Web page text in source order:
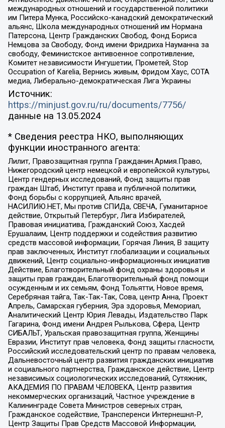
международных отношений и государственной политики
им Питера Мунка, Российско-канадский демократический
альянс, Школа международных отношений им Нормана
Патерсона, Центр Гражданских Свобод, Фонд Бориса
Немцова за Свободу, Фонд имени Фридриха Науманна за
свободу, Феминистское антивоенное сопротивление,
Комитет независимости Ингушетии, Прометей, Stop
Occupation of Karelia, Вернись живым, Фридом Хаус, СОТА
медиа, Либерально-демократическая Лига Украины
Источник:
https://minjust.gov.ru/ru/documents/7756/
данные на 13.05.2024
* Сведения реестра НКО, выполняющих
функции иностранного агента:
Лилит, Правозащитная группа Гражданин.Армия.Право,
Нижегородский центр немецкой и европейской культуры,
Центр гендерных исследований, Фонд защиты прав
граждан Штаб, Институт права и публичной политики,
Фонд борьбы с коррупцией, Альянс врачей,
НАСИЛИЮ.НЕТ, Мы против СПИДа, СВЕЧА, Гуманитарное
действие, Открытый Петербург, Лига Избирателей,
Правовая инициатива, Гражданский Союз, Хасдей
Ерушалаим, Центр поддержки и содействия развитию
средств массовой информации, Горячая Линия, В защиту
прав заключенных, Институт глобализации и социальных
движений, Центр социально-информационных инициатив
Действие, Благотворительный фонд охраны здоровья и
защиты прав граждан, Благотворительный фонд помощи
осужденным и их семьям, Фонд Тольятти, Новое время,
Серебряная тайга, Так-Так-Так, Сова, центр Анна, Проект
Апрель, Самарская губерния, Эра здоровья, Мемориал,
Аналитический Центр Юрия Левады, Издательство Парк
Гагарина, Фонд имени Андрея Рылькова, Сфера, Центр
СИБАЛЬТ, Уральская правозащитная группа, Женщины
Евразии, Институт прав человека, Фонд защиты гласности,
Российский исследовательский центр по правам человека,
Дальневосточный центр развития гражданских инициатив
и социального партнерства, Гражданское действие, Центр
независимых социологических исследований, Сутяжник,
АКАДЕМИЯ ПО ПРАВАМ ЧЕЛОВЕКА, Центр развития
некоммерческих организаций, Частное учреждение в
Калининграде Совета Министров северных стран,
Гражданское содействие, Трансперенси Интернешнл-Р,
Центр Защиты Прав Средств Массовой Информации,